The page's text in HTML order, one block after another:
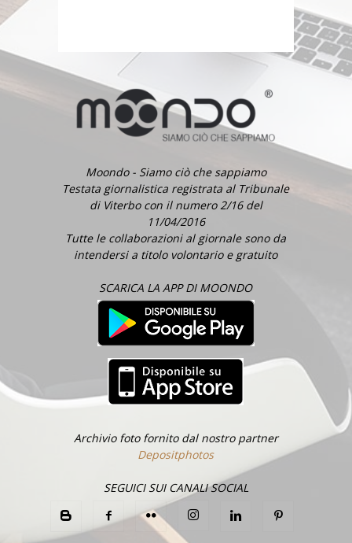
Moondo - Siamo ciò che sappiamo
Testata giornalistica registrata al Tribunale
di Viterbo con il numero 2/16 del
11/04/2016
Tutte le collaborazioni al giornale sono da
intendersi a titolo volontario e gratuito
SCARICA LA APP DI MOONDO
Archivio foto fornito dal nostro partner
Depositphotos
SEGUICI SUI CANALI SOCIAL